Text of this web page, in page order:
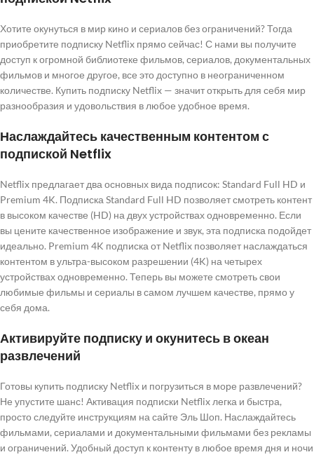
Хотите окунуться в мир кино и сериалов без ограничений? Тогда
приобретите подписку Netflix прямо сейчас! С нами вы получите
доступ к огромной библиотеке фильмов, сериалов, документальных
фильмов и многое другое, все это доступно в неограниченном
количестве. Купить подписку Netflix — значит открыть для себя мир
разнообразия и удовольствия в любое удобное время.
Наслаждайтесь качественным контентом с
подпиской Netflix
Netflix предлагает два основных вида подписок: Standard Full HD и
Premium 4K. Подписка Standard Full HD позволяет смотреть контент
в высоком качестве (HD) на двух устройствах одновременно. Если
вы цените качественное изображение и звук, эта подписка подойдет
идеально. Premium 4K подписка от Netflix позволяет наслаждаться
контентом в ультра-высоком разрешении (4K) на четырех
устройствах одновременно. Теперь вы можете смотреть свои
любимые фильмы и сериалы в самом лучшем качестве, прямо у
себя дома.
Активируйте подписку и окунитесь в океан
развлечений
Готовы купить подписку Netflix и погрузиться в море развлечений?
Не упустите шанс! Активация подписки Netflix легка и быстра,
просто следуйте инструкциям на сайте Эль Шоп. Наслаждайтесь
фильмами, сериалами и документальными фильмами без рекламы
и ограничений. Удобный доступ к контенту в любое время дня и ночи